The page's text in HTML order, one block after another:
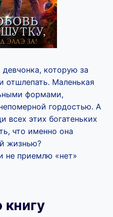
которую за
отшлепать. Маленькая
формами,
гордостью. А
всех этих богатеньких
что именно она
жизнью?
не приемлю «нет»